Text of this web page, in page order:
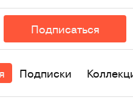
Подписаться
Подписки